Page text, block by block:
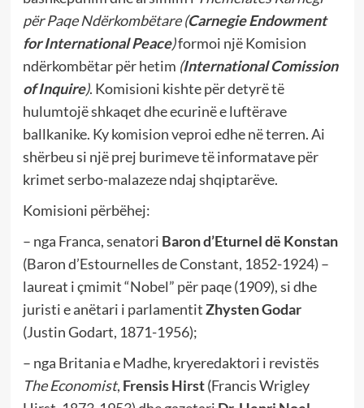
për Paqe Ndërkombëtare (Carnegie Endowment
for International Peace)formoi një Komision
ndërkombëtar për hetim (International Comission
of Inquire). Komisioni kishte për detyrë të
hulumtojë shkaqet dhe ecurinë e luftërave
ballkanike. Ky komision veproi edhe në terren. Ai
shërbeu si një prej burimeve të informatave për
krimet serbo-malazeze ndaj shqiptarëve.
Komisioni përbëhej:
– nga Franca, senatori Baron d’Eturnel dë Konstan
(Baron d’Estournelles de Constant, 1852-1924) –
laureat i çmimit “Nobel” për paqe (1909), si dhe
juristi e anëtari i parlamentitZhysten Godar
(Justin Godart, 1871-1956);
– nga Britania e Madhe, kryeredaktori i revistës
The Economist, Frensis Hirst(Francis Wrigley